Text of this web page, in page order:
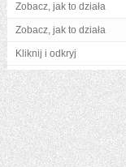
Zobacz, jak to działa
Zobacz, jak to działa
Kliknij i odkryj